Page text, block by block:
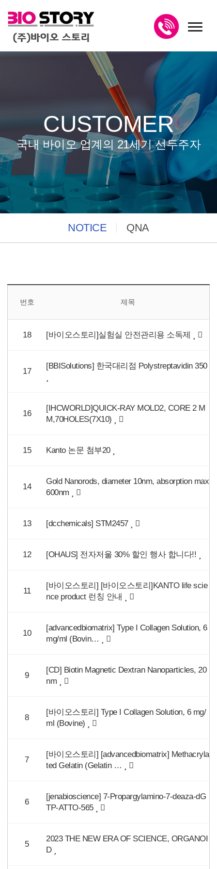
CUSTOMER
국내 바이오 업계의 21세기 선두주자
NOTICE QNA
번호 제목
18 [바이오스토리]실험실 안전관리용 소독제
17
[BBISolutions] 한국대리점 Polystreptavidin 350
16
[IHCWORLD]QUICK-RAY MOLD2, CORE 2 M
M,70HOLES(7X10)
15 Kanto 논문 첨부20
14
Gold Nanorods, diameter 10nm, absorption max
600nm
13 [dcchemicals] STM2457
12 [OHAUS] 전자저울 30% 할인 행사 합니다!!
11
[바이오스토리] [바이오스토리]KANTO life scie
nce product 런칭 안내
10
[advancedbiomatrix] Type I Collagen Solution, 6
mg/ml (Bovin…
9
[CD] Biotin Magnetic Dextran Nanoparticles, 20
nm
8
[바이오스토리] Type I Collagen Solution, 6 mg/
ml (Bovine)
7
[바이오스토리] [advancedbiomatrix] Methacryla
ted Gelatin (Gelatin …
6
[jenabioscience] 7-Propargylamino-7-deaza-dG
TP-ATTO-565
5
2023 THE NEW ERA OF SCIENCE, ORGANOI
D